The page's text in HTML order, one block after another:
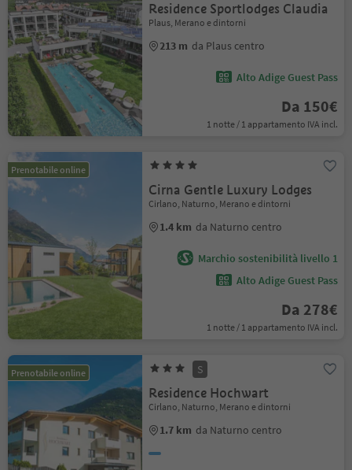
Residence Sportlodges Claudia
Plaus, Merano e dintorni
213 m da Plaus centro
Alto Adige Guest Pass
Da 150€
1 notte / 1 appartamento IVA incl.
Prenotabile online
Cirna Gentle Luxury Lodges
Cirlano, Naturno, Merano e dintorni
1.4 km da Naturno centro
Marchio sostenibilità livello 1
Alto Adige Guest Pass
Da 278€
1 notte / 1 appartamento IVA incl.
Prenotabile online S
Residence Hochwart
Cirlano, Naturno, Merano e dintorni
1.7 km da Naturno centro